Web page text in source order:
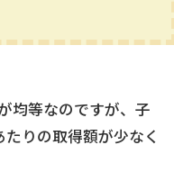
均等なのですが、子
りの取得額が少なく